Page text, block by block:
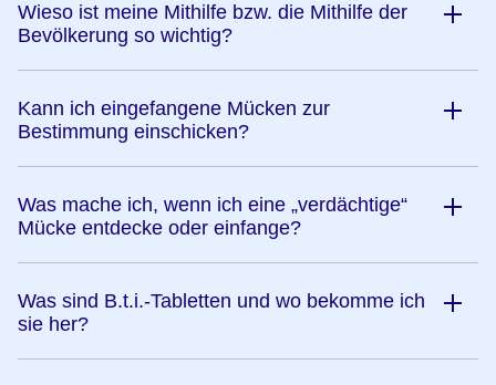
Wieso ist meine Mithilfe bzw. die Mithilfe der
Bevölkerung so wichtig?
Kann ich eingefangene Mücken zur
Bestimmung einschicken?
Was mache ich, wenn ich eine „verdächtige“
Mücke entdecke oder einfange?
Was sind B.t.i.-Tabletten und wo bekomme ich
sie her?